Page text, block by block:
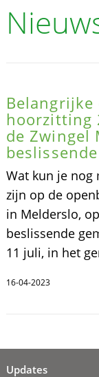
Belangrijke
hoorzitting
de
Wat kun je nog
zijn op de
in Melderslo,
beslissende
11 juli, in het
16-04-2023
Updates